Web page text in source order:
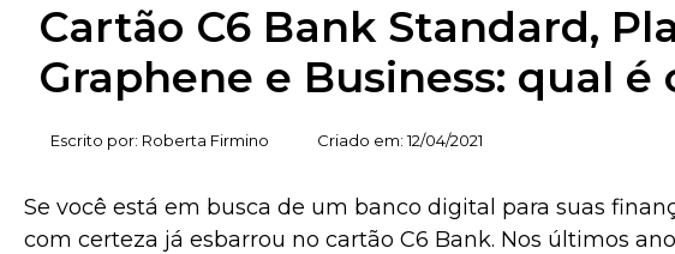
Cartão C6 Bank Standard,
Graphene e Business: qual é
Escrito por: Roberta Firmino Criado em: 12/04/2021
Se você está em busca de um banco digital para suas
com certeza já esbarrou no cartão C6 Bank. Nos últimos